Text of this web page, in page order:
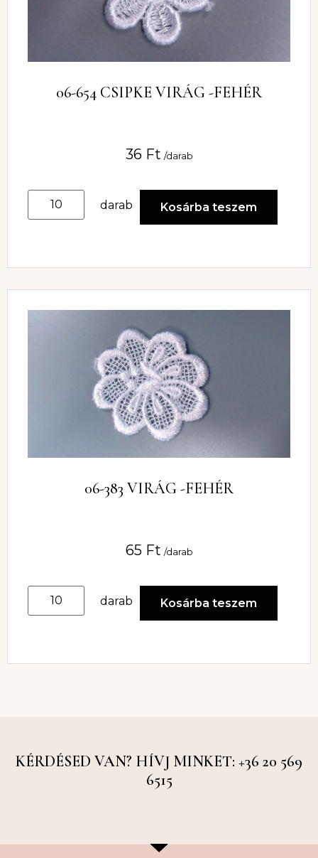
06-654 CSIPKE VIRÁG -FEHÉR
36 Ft /darab
darab Kosárba teszem
06-383 VIRÁG -FEHÉR
65 Ft /darab
darab Kosárba teszem
KÉRDÉSED VAN? HÍVJ MINKET: +36 20 569
6515